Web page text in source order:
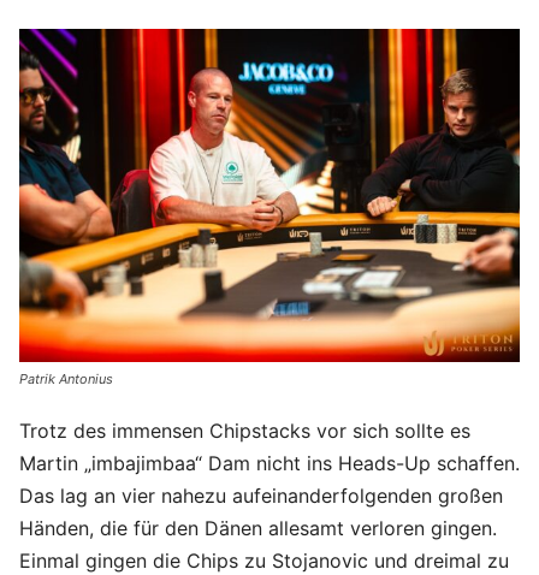
Patrik Antonius
Trotz des immensen Chipstacks vor sich sollte es
Martin „imbajimbaa“ Dam nicht ins Heads-Up schaffen.
Das lag an vier nahezu aufeinanderfolgenden großen
Händen, die für den Dänen allesamt verloren gingen.
Einmal gingen die Chips zu Stojanovic und dreimal zu